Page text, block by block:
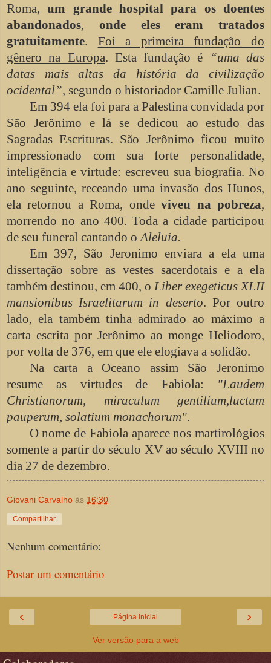
Roma,um grande hospital para os doentes
abandonados, onde eles eram tratados
gratuitamente. Foi a primeira fundação do
gênero na Europa. Esta fundação é
“uma das
datas mais altas da história da civilização
ocidental”, segundo o historiador Camille Julian.
Em 394 ela foi para a Palestina convidada por
São Jerônimo e lá se dedicou ao estudo das
Sagradas Escrituras. São Jerônimo ficou muito
impressionado com sua forte personalidade,
inteligência e virtude: escreveu sua biografia. No
ano seguinte, receando uma invasão dos Hunos,
ela retornou a Roma, ondeviveu na pobreza,
morrendo no ano 400. Toda a cidade participou
de seu funeral cantando oAleluia.
Em 397, São Jeronimo enviara a ela uma
dissertação sobre as vestes sacerdotais e a ela
também destinou, em 400, o Liber exegeticus XLII
mansionibus Israelitarum in deserto. Por outro
lado, ela também tinha admirado ao máximo a
carta escrita por Jerônimo ao monge Heliodoro,
por volta de 376, em que ele elogiava a solidão.
Na carta a Oceano assim São Jeronimo
resume as virtudes de Fabiola: "Laudem
Christianorum, miraculum gentilium,luctum
pauperum, solatium monachorum".
O nome de Fabiola aparece nos martirológios
somente a partir do século XV ao século XVIII no
dia 27 de dezembro.
Giovani Carvalho às 16:30
Compartilhar
Nenhum comentário:
Postar um comentário
‹ ›
Página inicial
Ver versão para a web